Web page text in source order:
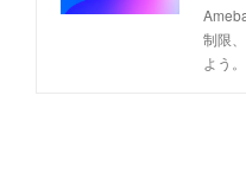
制限
よう。